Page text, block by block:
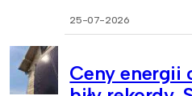
25-07-2026
Ceny energii